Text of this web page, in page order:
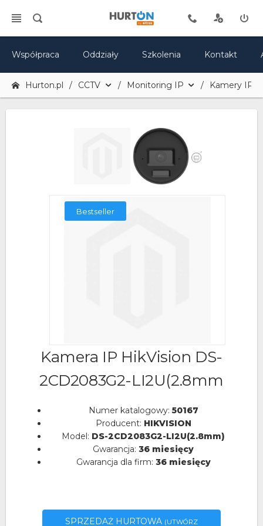
Współpraca Oddziały Szkolenia Kontakt
Hurton.pl CCTV Monitoring IP Kamery IP
Bestseller
Kamera IP HikVision DS-
2CD2083G2-LI2U(2.8mm
Numer katalogowy: 50167
Producent: HIKVISION
Model: DS-2CD2083G2-LI2U(2.8mm)
Gwarancja: 36 miesięcy
Gwarancja dla firm: 36 miesięcy
SPRZEDAŻ HURTOWA (UTWÓRZ